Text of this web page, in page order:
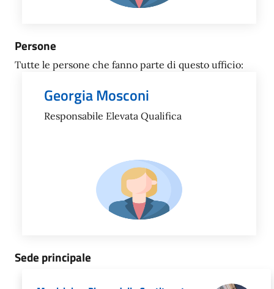
Persone
Tutte le persone che fanno parte di questo ufficio:
Georgia Mosconi
Responsabile Elevata Qualifica
Sede principale